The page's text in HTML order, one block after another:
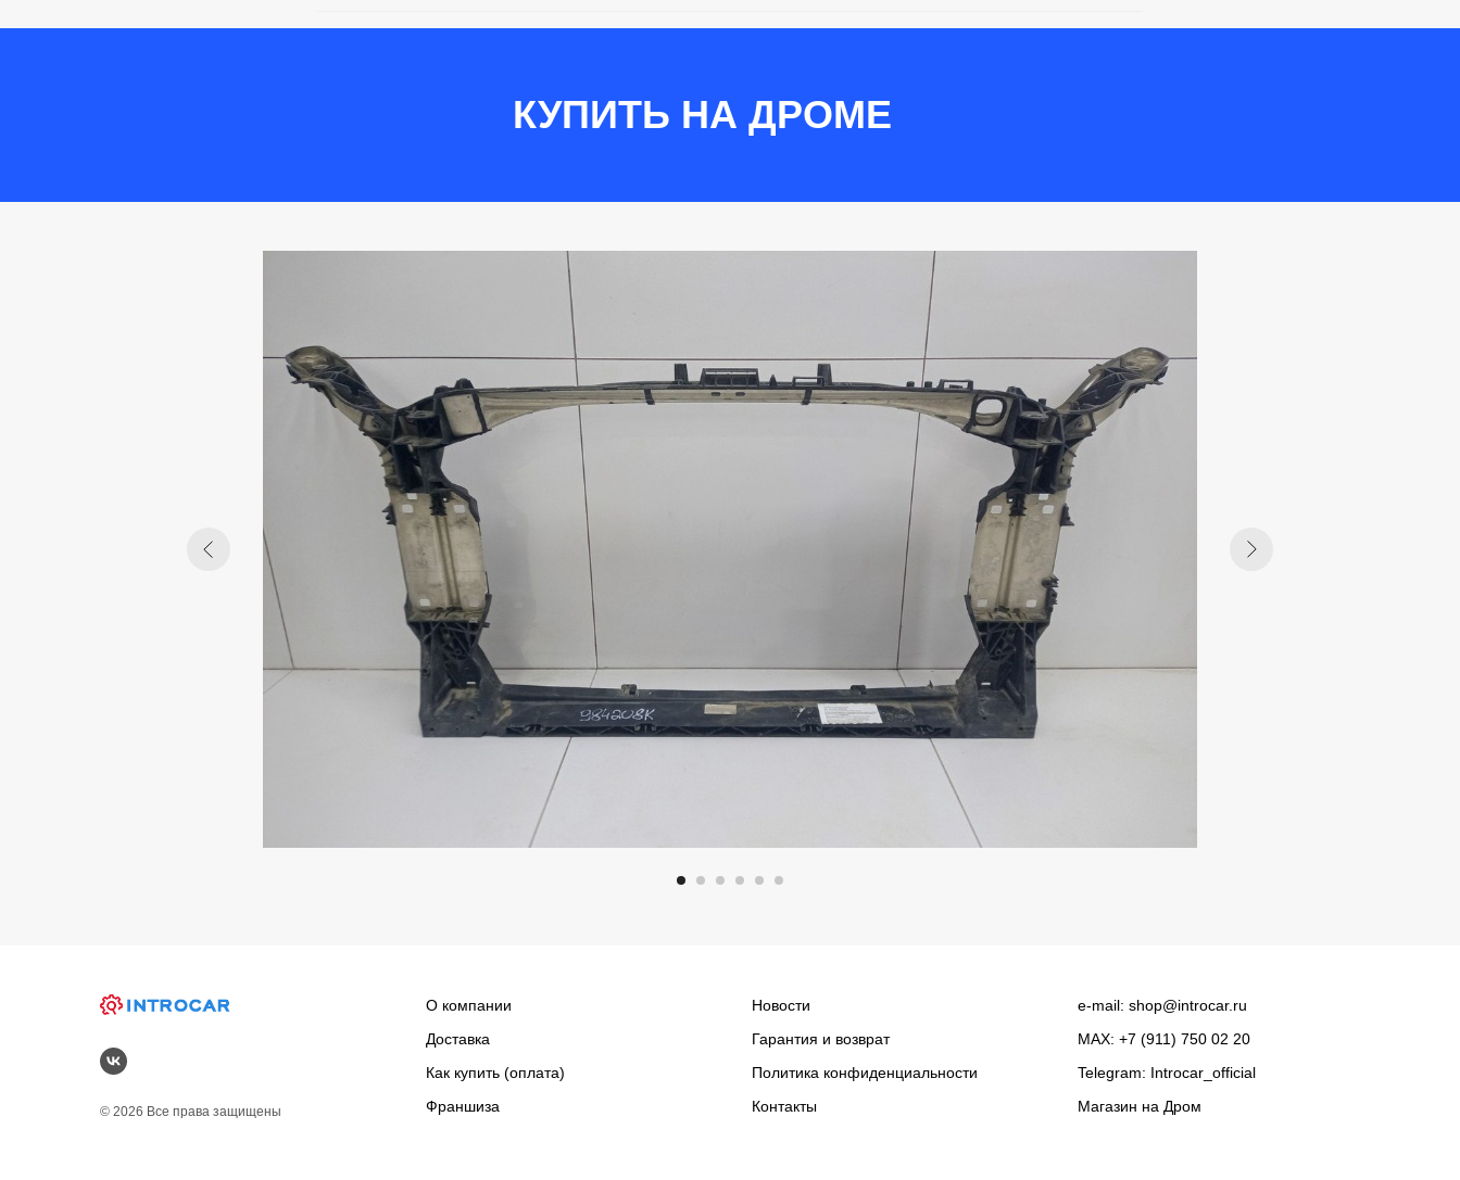
КУПИТЬ НА ДРОМЕ
© 2026 Все права защищены
О компании
Доставка
Как купить (оплата)
Франшиза
Новости
Гарантия и возврат
Политика конфиденциальности
Контакты
e-mail: shop@introcar.ru
MAX: +7 (911) 750 02 20
Telegram: Introcar_official
Магазин на Дром